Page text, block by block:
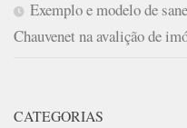
Exemplo e modelo de
Chauvenet na avalição de
CATEGORIAS